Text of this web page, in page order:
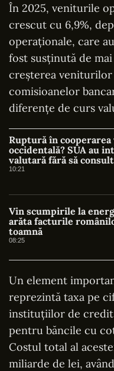
În 2025, veniturile
crescut cu 6,9%,
operaționale, care
fost susținută de
creșterea
comisioanelor
diferențe de curs
Ruptură în cooperarea
occidentală? SUA au
valutară fără să
10:21
Vin scumpirile la
arăta facturile
toamnă
08:25
Un element
reprezintă taxa pe
instituțiilor de
pentru băncile cu
Costul total al
miliarde de lei,